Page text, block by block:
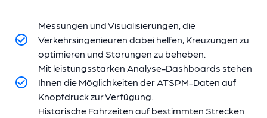
Messungen und Visualisierungen, die
Verkehrsingenieuren dabei helfen, Kreuzungen zu
optimieren und Störungen zu beheben.
Mit leistungsstarken Analyse-Dashboards stehen
Ihnen die Möglichkeiten der ATSPM-Daten auf
Knopfdruck zur Verfügung.
Historische Fahrzeiten auf bestimmten Strecken